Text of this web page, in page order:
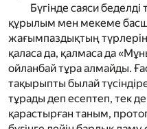
Бүгінде саяси беделді
құрылым мен мекеме
жағымпаздықтың
қаласа да, қалмаса да
ойланбай тұра алмайды.
тақырыпты былай
тұрады деп есептеп, тек
қарастырған таным,